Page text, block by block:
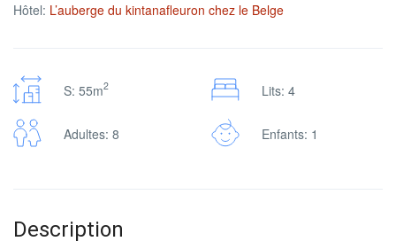
Hôtel: L’auberge du kintanafleuron chez le Belge
S: 55m2 Lits: 4
Adultes: 8 Enfants: 1
Description